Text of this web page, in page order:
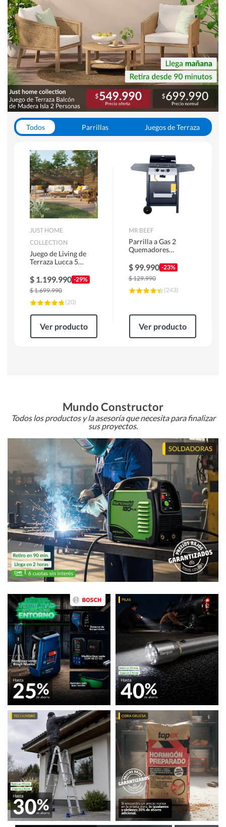
Todos Parrillas
Juegos de Terraza
JUST HOME
COLLECTION
Juego de Living de
Terraza Lucca 5
$ 1.199.990 -29%
$1.699.990
(20)
Ver producto
MR BEEF
Parrilla a Gas 2
Quemadores
$ 99.990 -23%
$129.990
(243)
Ver producto
Mundo Constructor
Todos los productos y la asesoría que necesita para finalizar
sus proyectos.